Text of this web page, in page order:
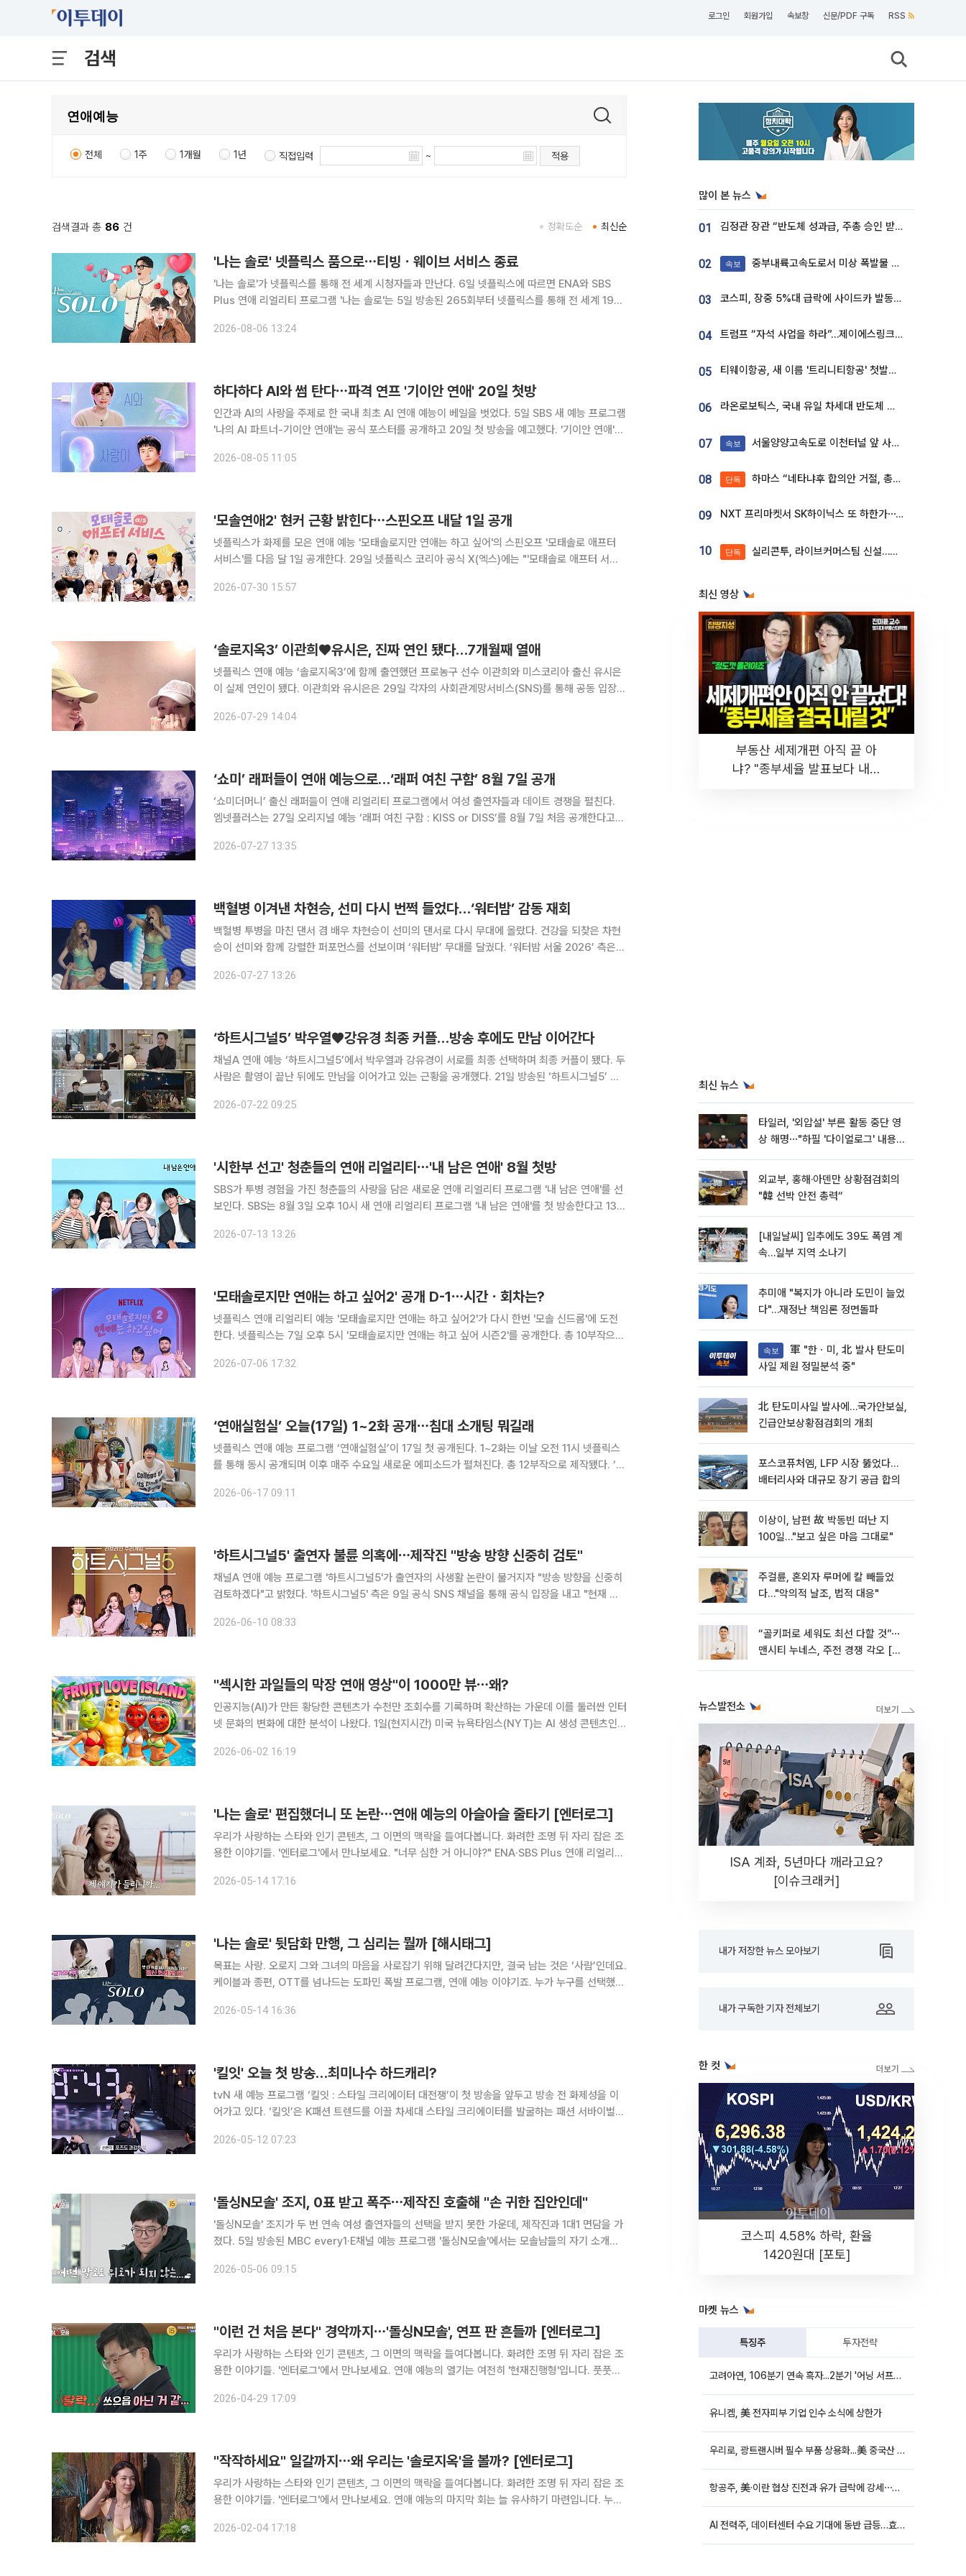
로그인 회원가입 속보창 신문/PDF 구독 RSS
검색
전체 1주 1개월 1년 직접입력 ~ 적용
검색결과 총 86 건 최신순
정확도순
'나는 솔로' 넷플릭스 품으로⋯티빙ㆍ웨이브 서비스 종료
'나는 솔로'가 넷플릭스를 통해 전 세계 시청자들과 만난다. 6일 넷플릭스에 따르면 ENA와 SBS
Plus 연애 리얼리티 프로그램 '나는 솔로'는 5일 방송된 265회부터 넷플릭스를 통해 전 세계 190
2026-08-06 13:24
하다하다 AI와 썸 탄다⋯파격 연프 '기이안 연애' 20일 첫방
인간과 AI의 사랑을 주제로 한 국내 최초 AI 연애 예능이 베일을 벗었다. 5일 SBS 새 예능 프로그램
'나의 AI 파트너-기이안 연애'는 공식 포스터를 공개하고 20일 첫 방송을 예고했다. '기이안 연애'는
서바이벌 프로그램이다. '상대가 AI여도 사
2026-08-05 11:05
'모솔연애2' 현커 근황 밝힌다⋯스핀오프 내달 1일 공개
넷플릭스가 화제를 모은 연애 예능 '모태솔로지만 연애는 하고 싶어'의 스핀오프 '모태솔로 애프터
서비스'를 다음 달 1일 공개한다. 29일 넷플릭스 코리아 공식 X(엑스)에는 "'모태솔로 애프터 서비
터 서비스'는 넷플릭스 오리지널 연애 예능 '모태솔로지
2026-07-30 15:57
‘솔로지옥3’ 이관희♥유시은, 진짜 연인 됐다…7개월째 열애
넷플릭스 연애 예능 ‘솔로지옥3’에 함께 출연했던 프로농구 선수 이관희와 미스코리아 출신 유시은
이 실제 연인이 됐다. 이관희와 유시은은 29일 각자의 사회관계망서비스(SNS)를 통해 공동 입장문
2026-07-29 14:04
‘쇼미’ 래퍼들이 연애 예능으로…‘래퍼 여친 구함’ 8월 7일 공개
‘쇼미더머니’ 출신 래퍼들이 연애 리얼리티 프로그램에서 여성 출연자들과 데이트 경쟁을 펼친다.
엠넷플러스는 27일 오리지널 예능 ‘래퍼 여친 구함 : KISS or DISS’를 8월 7일 처음 공개한다고
티다. 첫 번째 데이트에는 로얄포포(Royal 44),
2026-07-27 13:35
백혈병 이겨낸 차현승, 선미 다시 번쩍 들었다…‘워터밤’ 감동 재회
백혈병 투병을 마친 댄서 겸 배우 차현승이 선미의 댄서로 다시 무대에 올랐다. 건강을 되찾은 차현
승이 선미와 함께 강렬한 퍼포먼스를 선보이며 ‘워터밤’ 무대를 달궜다. ‘워터밤 서울 2026’ 측은
했다. 두 사람은 이날 경기 고양시 킨텍스 야외 무대에서
2026-07-27 13:26
‘하트시그널5’ 박우열♥강유경 최종 커플…방송 후에도 만남 이어간다
채널A 연애 예능 ‘하트시그널5’에서 박우열과 강유경이 서로를 최종 선택하며 최종 커플이 됐다. 두
사람은 촬영이 끝난 뒤에도 만남을 이어가고 있는 근황을 공개했다. 21일 방송된 ‘하트시그널5’ 마
을 앞두고 입주자들은 각각 1대1 대화를 나누며 그동안
2026-07-22 09:25
'시한부 선고' 청춘들의 연애 리얼리티⋯'내 남은 연애' 8월 첫방
SBS가 투병 경험을 가진 청춘들의 사랑을 담은 새로운 연애 리얼리티 프로그램 '내 남은 연애'를 선
보인다. SBS는 8월 3일 오후 10시 새 연애 리얼리티 프로그램 '내 남은 연애'를 첫 방송한다고 13일
시 삶과 사랑을 마주하는 과정을 담은 프로그램이
2026-07-13 13:26
'모태솔로지만 연애는 하고 싶어2' 공개 D-1⋯시간ㆍ회차는?
넷플릭스 연애 리얼리티 예능 '모태솔로지만 연애는 하고 싶어2'가 다시 한번 '모솔 신드롬'에 도전
한다. 넷플릭스는 7일 오후 5시 '모태솔로지만 연애는 하고 싶어 시즌2'를 공개한다. 총 10부작으로
2026-07-06 17:32
‘연애실험실’ 오늘(17일) 1~2화 공개⋯침대 소개팅 뭐길래
넷플릭스 연애 예능 프로그램 ‘연애실험실’이 17일 첫 공개된다. 1~2화는 이날 오전 11시 넷플릭스
를 통해 동시 공개되며 이후 매주 수요일 새로운 에피소드가 펼쳐진다. 총 12부작으로 제작됐다. ‘연
다양한 환경과 조건이 연애 감정에 어떤 영향을 미치는지를
2026-06-17 09:11
'하트시그널5' 출연자 불륜 의혹에⋯제작진 "방송 방향 신중히 검토"
채널A 연애 예능 프로그램 '하트시그널5'가 출연자의 사생활 논란이 불거지자 "방송 방향을 신중히
검토하겠다"고 밝혔다. '하트시그널5' 측은 9일 공식 SNS 채널을 통해 공식 입장을 내고 "현재 일
2026-06-10 08:33
"섹시한 과일들의 막장 연애 영상"이 1000만 뷰⋯왜?
인공지능(AI)가 만든 황당한 콘텐츠가 수천만 조회수를 기록하며 확산하는 가운데 이를 둘러싼 인터
넷 문화의 변화에 대한 분석이 나왔다. 1일(현지시간) 미국 뉴욕타임스(NYT)는 AI 생성 콘텐츠인
톡 계정 'ai.cinema021'은 3월 AI로 제작
2026-06-02 16:19
'나는 솔로' 편집했더니 또 논란⋯연애 예능의 아슬아슬 줄타기 [엔터로그]
우리가 사랑하는 스타와 인기 콘텐츠, 그 이면의 맥락을 들여다봅니다. 화려한 조명 뒤 자리 잡은 조
용한 이야기들. '엔터로그'에서 만나보세요. "너무 심한 거 아니야?" ENA·SBS Plus 연애 리얼리티
전파를 타며 온라인상에서는 갑론을박이
2026-05-14 17:16
'나는 솔로' 뒷담화 만행, 그 심리는 뭘까 [해시태그]
목표는 사랑. 오로지 그와 그녀의 마음을 사로잡기 위해 달려간다지만, 결국 남는 것은 ‘사람’인데요.
케이블과 종편, OTT를 넘나드는 도파민 폭발 프로그램, 연애 예능 이야기죠. 누가 누구를 선택했는
플러스 ‘나는 SOLO ’가 그랬죠. 어느 순간
2026-05-14 16:36
'킬잇' 오늘 첫 방송…최미나수 하드캐리?
tvN 새 예능 프로그램 ‘킬잇 : 스타일 크리에이터 대전쟁’이 첫 방송을 앞두고 방송 전 화제성을 이
어가고 있다. ‘킬잇’은 K패션 트렌드를 이끌 차세대 스타일 크리에이터를 발굴하는 패션 서바이벌
년 만에 내놓는 패션 서바이벌로, 오늘(12일
2026-05-12 07:23
'돌싱N모솔' 조지, 0표 받고 폭주⋯제작진 호출해 "손 귀한 집안인데"
'돌싱N모솔' 조지가 두 번 연속 여성 출연자들의 선택을 받지 못한 가운데, 제작진과 1대1 면담을 가
졌다. 5일 방송된 MBC every1·E채널 예능 프로그램 '돌싱N모솔'에서는 모솔남들의 자기 소개에
2026-05-06 09:15
"이런 건 처음 본다" 경악까지⋯'돌싱N모솔', 연프 판 흔들까 [엔터로그]
우리가 사랑하는 스타와 인기 콘텐츠, 그 이면의 맥락을 들여다봅니다. 화려한 조명 뒤 자리 잡은 조
용한 이야기들. '엔터로그'에서 만나보세요. 연애 예능의 열기는 여전히 '현재진행형'입니다. 풋풋한
나 다큐멘터리 같은 매력도, 막장 드라마를 연상케 하는 모습
2026-04-29 17:09
"작작하세요" 일갈까지⋯왜 우리는 '솔로지옥'을 볼까? [엔터로그]
우리가 사랑하는 스타와 인기 콘텐츠, 그 이면의 맥락을 들여다봅니다. 화려한 조명 뒤 자리 잡은 조
용한 이야기들. '엔터로그'에서 만나보세요. 연애 예능의 마지막 회는 늘 유사하기 마련입니다. 누군
시리즈 '솔로지옥 시즌5(이하 솔로지옥5)' 역시 최종 선택
2026-02-04 17:18
많이 본 뉴스
01 김정관 장관 “반도체 성과급, 주총 승인 받도록”…상법·자본시장법 개정 시사
02 속보 중부내륙고속도로서 미상 폭발물 발견
03 코스피, 장중 5%대 급락에 사이드카 발동…삼성·SK 동반 폭락
04 트럼프 “자석 사업을 하라”…제이에스링크, 비중국 영구자석 공급망 구축 속도
05 티웨이항공, 새 이름 '트리니티항공' 첫발…SSC 전략 본격화
06 라온로보틱스, 국내 유일 차세대 반도체 공정 로봇 개발 ‘고객사 테스트 진행’
07 속보 서울양양고속도로 이천터널 앞 사고 발생
08 단독 하마스 “네타냐후 합의안 거절, 총선 앞두고 시간 끌기”
09 NXT 프리마켓서 SK하이닉스 또 하한가⋯‘11주 거래’에 시초가 왜곡
10 단독 실리콘투, 라이브커머스팀 신설…K뷰티 ‘글로벌 판매망’ 확대[K뷰티 라방戰]
최신 영상
부동산 세제개편 아직 끝 아
냐? "종부세율 발표보다 내릴
최신 뉴스
타일러, '외압설' 부른 활동 중단 영
상 해명⋯"하필 '다이얼로그' 내용이
외교부, 홍해·아덴만 상황점검회의
"韓 선박 안전 총력“
[내일날씨] 입추에도 39도 폭염 계
속…일부 지역 소나기
추미애 "복지가 아니라 도민이 늘었
다"…재정난 책임론 정면돌파
속보
사일 제원 정밀분석 중"
北 탄도미사일 발사에…국가안보실,
긴급안보상황점검회의 개최
포스코퓨처엠, LFP 시장 뚫었다…
배터리사와 대규모 장기 공급 합의
이상이, 남편 故 박동빈 떠난 지
100일…"보고 싶은 마음 그대로"
주걸륜, 혼외자 루머에 칼 빼들었
다…"악의적 날조, 법적 대응"
“골키퍼로 세워도 최선 다할 것”⋯
맨시티 누네스, 주전 경쟁 각오 [인
뉴스발전소
ISA 계좌, 5년마다 깨라고요?
[이슈크래커]
내가 저장한 뉴스 모아보기
내가 구독한 기자 전체보기
한 컷
코스피 4.58% 하락, 환율
1420원대 [포토]
마켓 뉴스
특징주 투자전략
고려아연, 106분기 연속 흑자...2분기 '어닝 서프라이즈'에 장 초반 12%대 강세
유니켐, 美 전자피부 기업 인수 소식에 상한가
우리로, 광트랜시버 필수 부품 상용화...美 중국산 퇴출 추진에 상승세
항공주, 美·이란 협상 진전과 유가 급락에 강세⋯한진칼 8%↑
AI 전력주, 데이터센터 수요 기대에 동반 급등…효성중공업 10%↑